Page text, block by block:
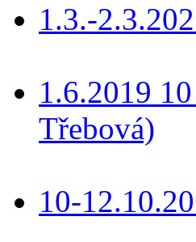
1.3.-
1.6.2019
Třebová)
10-